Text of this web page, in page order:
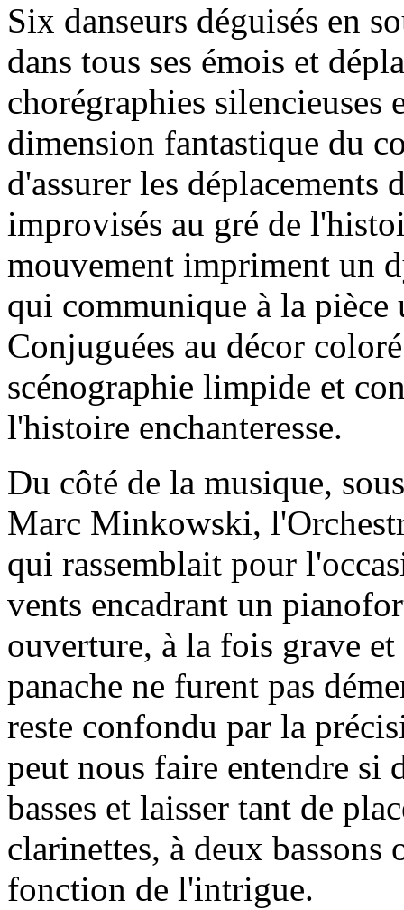
Six danseurs déguisés en
dans tous ses émois et
chorégraphies silencieuses
dimension fantastique du
d'assurer les déplacements
improvisés au gré de
mouvement impriment un
qui communique à la
Conjuguées au décor
scénographie limpide et
l'histoire enchanteresse.
Du côté de la musique,
Marc Minkowski,
qui rassemblait pour
vents encadrant un
ouverture, à la fois grave
panache ne furent pas
reste confondu par la
peut nous faire entendre si
basses et laisser tant de
clarinettes, à deux bassons
fonction de l'intrigue.